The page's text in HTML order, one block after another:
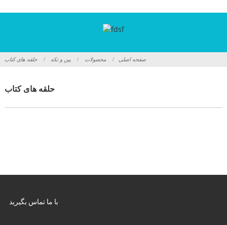
صفحه اصلی محصولات پین و تکه حلقه های کتاب
حلقه های کتاب
با ما تماس بگیرید